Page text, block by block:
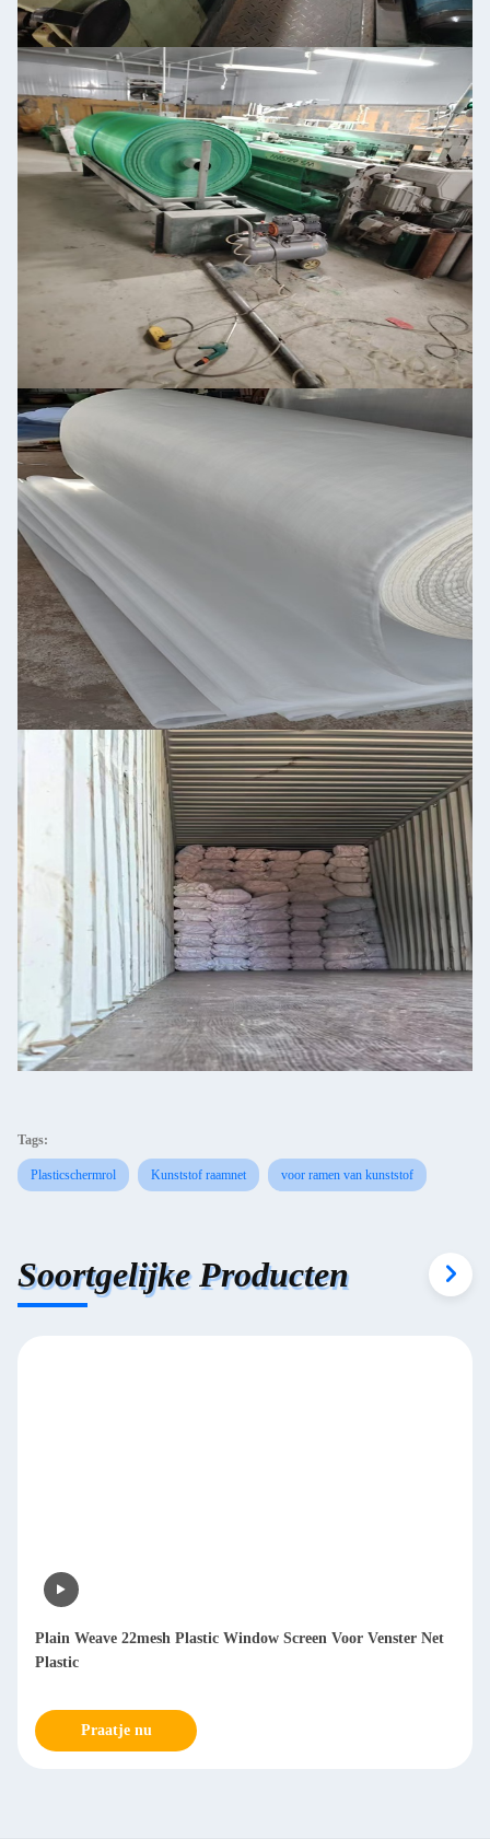
Tags:
Plasticschermrol Kunststof raamnet voor ramen van kunststof
Soortgelijke Producten
Plain Weave 22mesh Plastic Window Screen Voor Venster Net
Plastic
Praatje nu